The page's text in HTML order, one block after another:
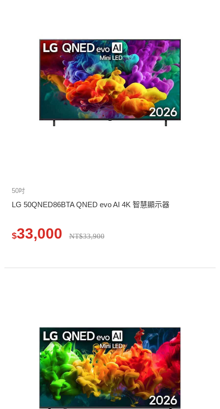
50吋
LG 50QNED86BTA QNED evo AI 4K 智慧顯示器
$33,000 NT$33,900